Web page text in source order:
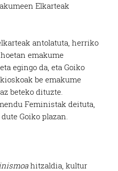
Elkarteak
antolatuta, herriko
emakume
egingo da, eta Goiko
be emakume
beteko dituzte.
Feministak deituta,
Goiko plazan.
hitzaldia, kultur